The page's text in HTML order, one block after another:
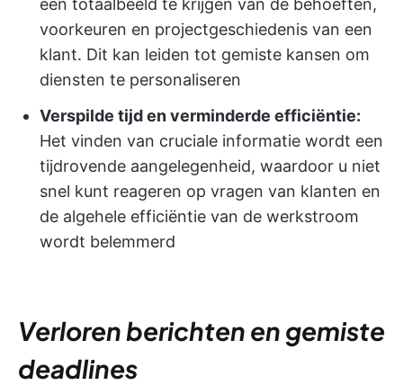
een totaalbeeld te krijgen van de behoeften,
voorkeuren en projectgeschiedenis van een
klant. Dit kan leiden tot gemiste kansen om
diensten te personaliseren
Verspilde tijd en verminderde efficiëntie:
Het vinden van cruciale informatie wordt een
tijdrovende aangelegenheid, waardoor u niet
snel kunt reageren op vragen van klanten en
de algehele efficiëntie van de werkstroom
wordt belemmerd
Verloren berichten en gemiste
deadlines